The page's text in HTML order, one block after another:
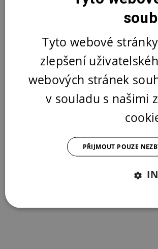
Tyto webové
zlepšení
webových stránek
v souladu s našimi
PŘIJMOUT POUZE